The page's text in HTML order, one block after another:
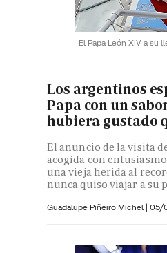
El Papa León XIV a su
Los argentinos
Papa con un
hubiera gustado
El anuncio de la visita
acogida con
una vieja herida al
nunca quiso viajar a su
Guadalupe Piñeiro Michel | 05/